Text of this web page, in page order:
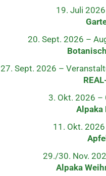
19. Juli
20. Sept. 2026 –
27. Sept. 2026 –
3. Okt. 2026 –
Alpaka
11. Okt.
29./30. Nov.
Alpaka